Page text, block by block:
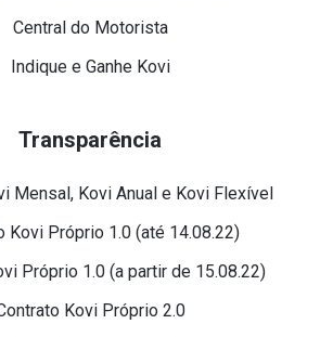
Central do Motorista
Indique e Ganhe Kovi
Transparência
Mensal, Kovi Anual e Kovi Flexível
Kovi Próprio 1.0 (até 14.08.22)
Próprio 1.0 (a partir de 15.08.22)
Kovi Próprio 2.0